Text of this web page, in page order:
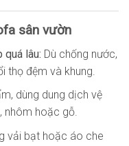
sân vườn
lâu: Dù chống nước,
thọ đệm và khung.
dùng dung dịch vệ
nhôm hoặc gỗ.
vải bạt hoặc áo che